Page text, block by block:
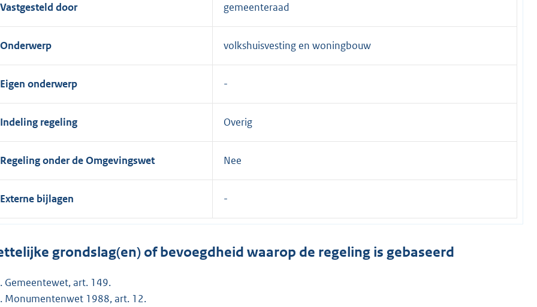
Vastgesteld door gemeenteraad
Onderwerp volkshuisvesting en woningbouw
Eigen onderwerp
Indeling regeling Overig
Regeling onder de Omgevingswet Nee
Externe bijlagen
grondslag(en) of bevoegdheid waarop de regeling is gebaseerd
Gemeentewet, art. 149.
Monumentenwet 1988, art. 12.